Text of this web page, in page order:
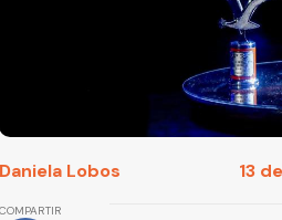
Daniela Lobos 13
COMPARTIR